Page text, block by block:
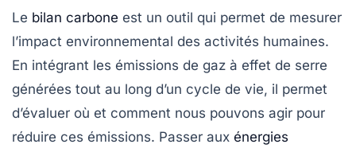
Le bilan carbone est un outil qui permet de mesurer
l’impact environnemental des activités humaines.
En intégrant les émissions de gaz à effet de serre
générées tout au long d’un cycle de vie, il permet
d’évaluer où et comment nous pouvons agir pour
réduire ces émissions. Passer aux énergies